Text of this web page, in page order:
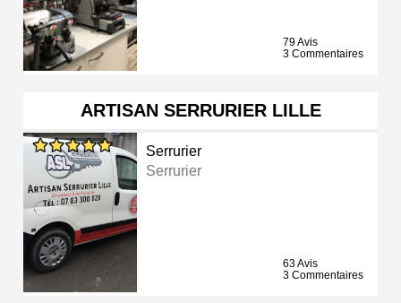
79 Avis
3 Commentaires
ARTISAN SERRURIER LILLE
Serrurier
Serrurier
63 Avis
3 Commentaires